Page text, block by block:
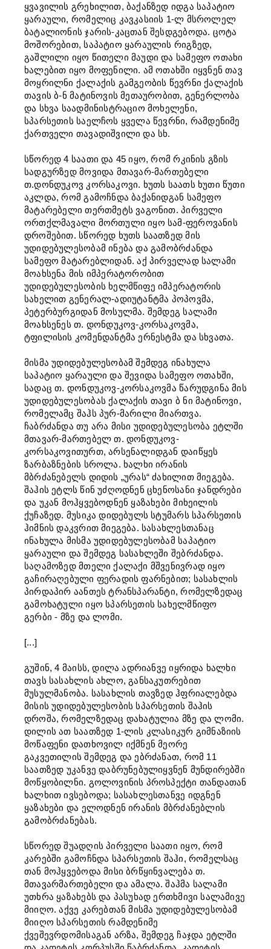
ყვავილის გრეხილით, ბაქანზედ იდგა საპატიო
ყარაული, რომელიც კავკასიის 1-ლ მსროლელ
ბატალიონის ჯარის-კაცთან შესდგებოდა. ცოტა
მოშორებით, საპატიო ყარაულის რიგზედ,
გაშლილი იყო წითელი მაუდი და სამეფო ოთახი
ხალებით იყო მოფენილი. ამ ოთახში იყვნენ თავ
მოყრილნი ქალაქის გამგეობის წევრნი ქალაქის
თავის ბ-ნ მატინოვის მეთაურობით, გენერლობა
და სხვა საადმინისტრაციო მოხელენი,
სპარსეთის საელჩოს ყველა წევრნი, რამდენიმე
ქართველი თავადიშვილი და სხ.
სწორედ 4 საათი და 45 იყო, რომ რკინის გზის
სადგურზედ მოვიდა მთავარ-მართებელი
თ.დონდუკოვ კორსაკოვი. ხუთს საათს ხუთი წუთი
აკლდა, რომ გამოჩნდა ბაქანიდგან სამეფო
მატარებელი თერთმეტს ვაგონით. პირველი
ორთქლმავალი მორთული იყო სამ-ფეროვანის
დროშებით. სწორედ ხუთს საათზედ მის
უდიდებულესობამ ინება და გამობრძანდა
სამეფო მატარებლიდან. აქ პირველად სალამი
მოახსენა მის იმპერატორობით
უდიდებულესობის ხელმწიფე იმპერატორის
სახელით გენერალ-ადიუტანტმა პოპოვმა,
პეტერბურგიდან მოსულმა. შემდეგ სალამი
მოახსენეს თ. დონდუკოვ-კორსაკოვმა,
ტფილისის კომენდანტმა ერნესტმა და სხვათა.
მისმა უდიდებულესობამ შემდეგ ინახულა
საპატიო ყარაული და შევიდა სამეფო ოთახში,
სადაც თ. დონდუკოვ-კორსაკოვმა წარუდგინა მის
უდიდებულესობას ქალაქის თავი ბ ნი მატინოვი,
რომელამც შაჰს პურ-მარილი მიართვა.
ჩაბრძანდა თუ არა მისი უდიდებულესობა ეტლში
მთავარ-მართებელ თ. დონდუკოვ-
კორსაკოვითურთ, არსენალიდგან დაიწყეს
ზარბაზნების სროლა. ხალხი ირანის
მბრძანებელს დიდის „ურას“ ძახილით მიეგება.
შაჰის ეტლს წინ უძღოდნენ ცხენოსანი ჯანდრები
და უკან მოჰყვებოდნენ ყაზახები მიხეილის
ქუჩაზედ. მუსიკა დიდებულს სტუმარს სპარსეთის
ჰიმნის დაკვრით მიეგება. სასახლესთანაც
ინახულა მისმა უდიდებულესობამ საპატიო
ყარაული და შემდეგ სასახლეში შებრძანდა.
საღამოზედ მთელი ქალაქი მშვენივრად იყო
გაჩირაღებული ფერადის ფარნებით; სასახლის
პირდაპირ აანთეს ტრანსპარანტი, რომელზედაც
გამოხატული იყო სპარსეთის სახელმწიფო
გერბი - მზე და ლომი.
[...]
გუშინ, 4 მაისს, დილა ადრიანვე იყრიდა ხალხი
თავს სასახლის ახლო, განსაკუთრებით
მუსულმანობა. სასახლის თავზედ ჰფრიალებდა
მისის უდიდებულესობის სპარსეთის შაჰის
დროშა, რომელზედაც დახატულია მზე და ლომი.
დილის ათ საათზედ 1-ლის კლასიკურ გიმნაზიის
მოწაფენი დათხოვილ იქმნენ მეორე
გაკვეთილის შემდეგ და ებრძანათ, რომ 11
საათზედ უკანვე დაბრუნებულიყვნენ მუნდირებში
მოწყობილნი. გოლოვინის პროსპექტი თანდათან
ხალხით ივსებოდა; სასახლესთანვე იდგნენ
ყაზახები და ელოდნენ ირანის მბრძანებლის
გამობრძანებას.
სწორედ შუადღის პირველი საათი იყო, რომ
კარებში გამოჩნდა სპარსეთის შაჰი, რომელსაც
თან მოჰყვებოდა მისი ბრწყინვალება თ.
მთავარმართებელი და ამალა. შაჰმა სალამი
უთხრა ყაზახებს და პასუხად ერთხმივი სალამივე
მიიღო. აქვე კარებთან მისმა უდიდებულესობამ
მიიღო სპარსეთის რამდენიმე
ქვეშევრდომისაგან არზა, შემდეგ ჩაჯდა ეტლში